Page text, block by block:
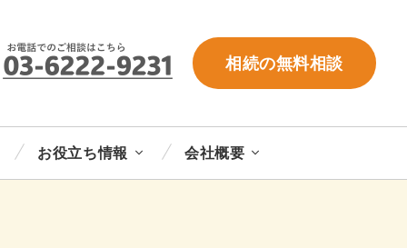
相続の無料相談
お役立ち情報 会社概要